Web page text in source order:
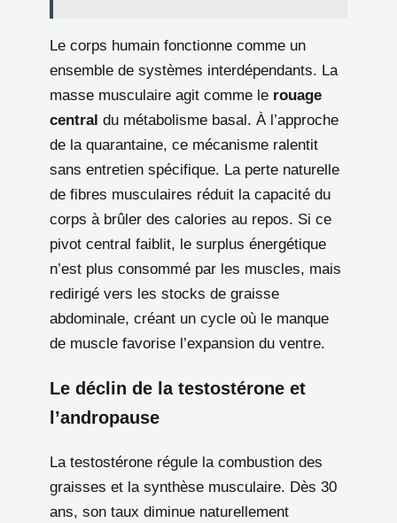
Le corps humain fonctionne comme un
ensemble de systèmes interdépendants. La
masse musculaire agit comme le rouage
central du métabolisme basal. À l’approche
de la quarantaine, ce mécanisme ralentit
sans entretien spécifique. La perte naturelle
de fibres musculaires réduit la capacité du
corps à brûler des calories au repos. Si ce
pivot central faiblit, le surplus énergétique
n’est plus consommé par les muscles, mais
redirigé vers les stocks de graisse
abdominale, créant un cycle où le manque
de muscle favorise l’expansion du ventre.
Le déclin de la testostérone et
l’andropause
La testostérone régule la combustion des
graisses et la synthèse musculaire. Dès 30
ans, son taux diminue naturellement